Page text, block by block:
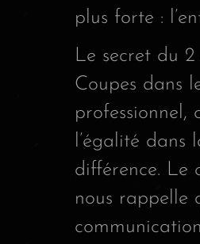
plus forte :
Le secret du 2
Coupes dans
professionnel,
l’égalité dans
différence. Le
nous rappelle
communication